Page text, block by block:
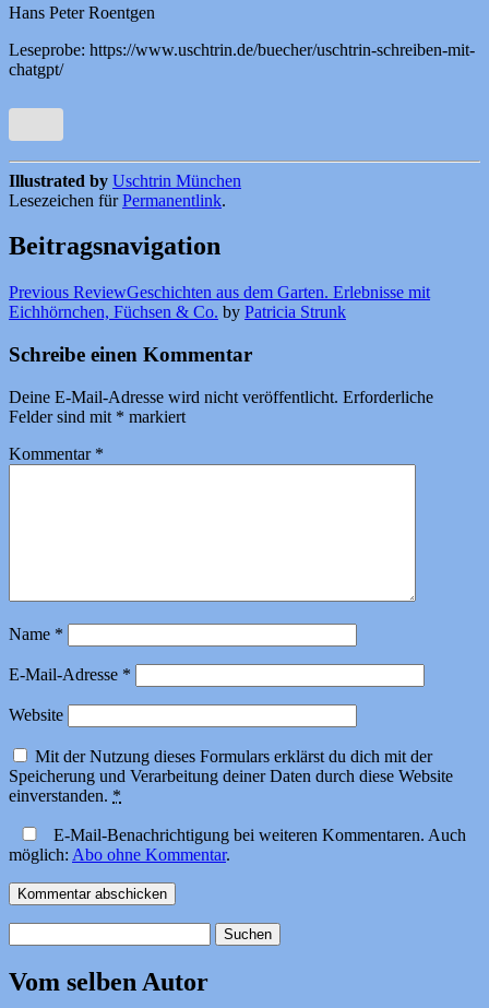
Hans Peter Roentgen
Leseprobe: https://www.uschtrin.de/buecher/uschtrin-schreiben-mit-
chatgpt/
Illustrated by Uschtrin München
Lesezeichen fürPermanentlink.
Beitragsnavigation
Previous ReviewGeschichten aus dem Garten. Erlebnisse mit
Eichhörnchen, Füchsen & Co. by Patricia Strunk
Schreibe einen Kommentar
Deine E-Mail-Adresse wird nicht veröffentlicht. Erforderliche
Felder sind mit * markiert
Kommentar *
Name *
E-Mail-Adresse *
Website
Mit der Nutzung dieses Formulars erklärst du dich mit der
Speicherung und Verarbeitung deiner Daten durch diese Website
einverstanden. *
E-Mail-Benachrichtigung bei weiteren Kommentaren. Auch
möglich: Abo ohne Kommentar.
nach:
Vom selben Autor